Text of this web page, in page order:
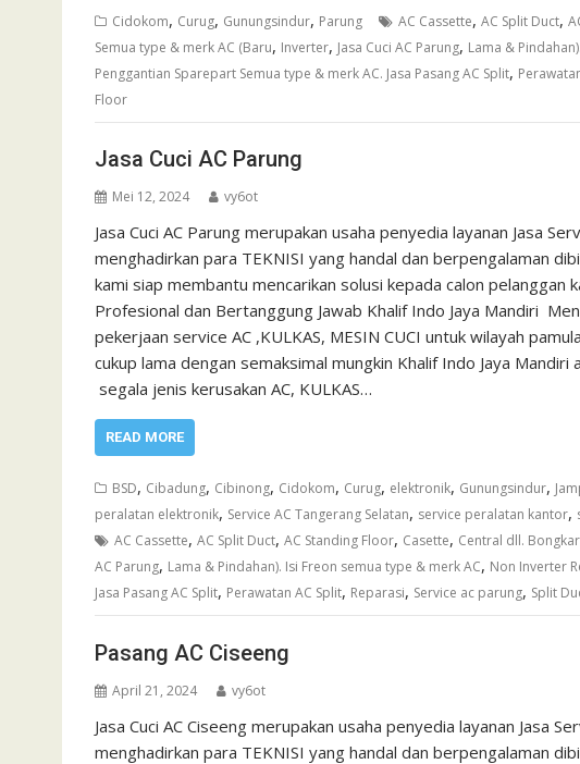
Cidokom, Curug, Gunungsindur, Parung AC Cassette, AC Split Duct,
Semua type & merk AC (Baru, Inverter, Jasa Cuci AC Parung, Lama &
Penggantian Sparepart Semua type & merk AC. Jasa Pasang AC Split,
Floor
Jasa Cuci AC Parung
Mei 12, 2024 vy6ot
Jasa Cuci AC Parung merupakan usaha penyedia layanan Jasa
menghadirkan para TEKNISI yang handal dan berpengalaman
kami siap membantu mencarikan solusi kepada calon pelanggan
Profesional dan Bertanggung Jawab Khalif Indo Jaya Mandiri
pekerjaan service AC ,KULKAS, MESIN CUCI untuk wilayah
cukup lama dengan semaksimal mungkin Khalif Indo Jaya
segala jenis kerusakan AC, KULKAS…
READ MORE
BSD, Cibadung, Cibinong, Cidokom, Curug, elektronik, Gunungsindur,
peralatan elektronik, Service AC Tangerang Selatan, service peralatan kantor,
AC Cassette, AC Split Duct, AC Standing Floor, Casette, Central dll.
AC Parung, Lama & Pindahan). Isi Freon semua type & merk AC, Non Inverter
Jasa Pasang AC Split, Perawatan AC Split, Reparasi, Service ac parung, Split
Pasang AC Ciseeng
April 21, 2024 vy6ot
Jasa Cuci AC Ciseeng merupakan usaha penyedia layanan Jasa
menghadirkan para TEKNISI yang handal dan berpengalaman